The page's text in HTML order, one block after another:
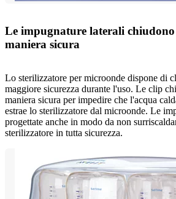
Le impugnature laterali
maniera sicura
Lo sterilizzatore per microonde dispone di
maggiore sicurezza durante l'uso. Le clip
maniera sicura per impedire che l'acqua
estrae lo sterilizzatore dal microonde. Le
progettate anche in modo da non
sterilizzatore in tutta sicurezza.